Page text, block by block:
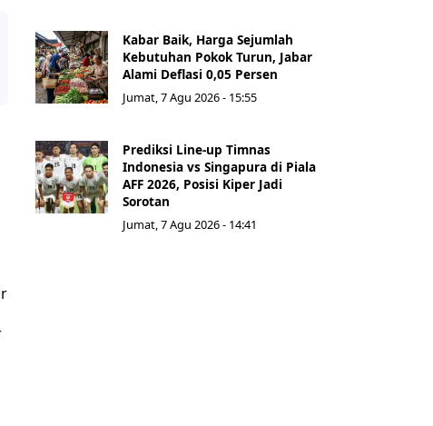
Kabar Baik, Harga Sejumlah
Kebutuhan Pokok Turun, Jabar
Alami Deflasi 0,05 Persen
Jumat, 7 Agu 2026 - 15:55
Prediksi Line-up Timnas
Indonesia vs Singapura di Piala
AFF 2026, Posisi Kiper Jadi
Sorotan
Jumat, 7 Agu 2026 - 14:41